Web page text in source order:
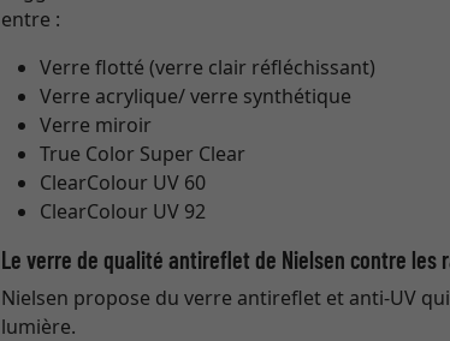
entre :
Verre flotté (verre clair réfléchissant)
Verre acrylique/ verre synthétique
Verre miroir
True Color Super Clear
ClearColour UV 60
ClearColour UV 92
Le verre de qualité antireflet de Nielsen contre les
Nielsen propose du verre antireflet et anti-UV
lumière.